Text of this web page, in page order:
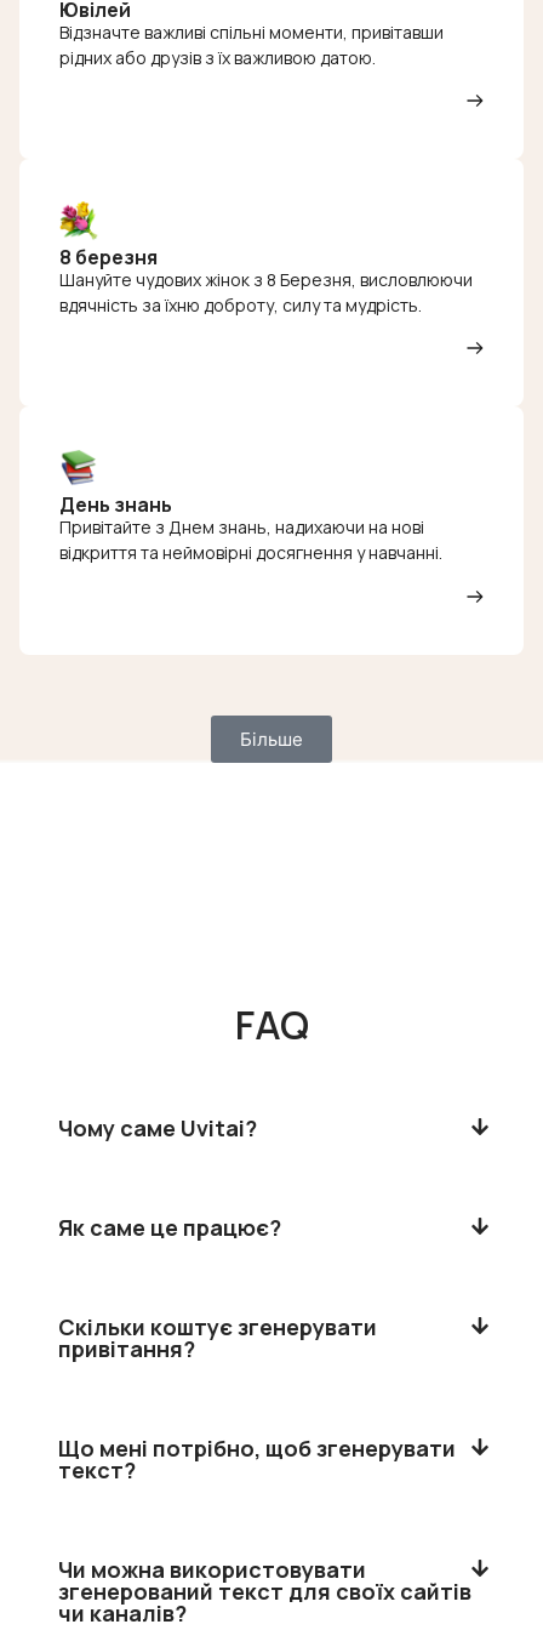
Ювілей
Відзначте важливі спільні моменти, привітавши
рідних або друзів з їх важливою датою.
8 березня
Шануйте чудових жінок з 8 Березня, висловлюючи
вдячність за їхню доброту, силу та мудрість.
День знань
Привітайте з Днем знань, надихаючи на нові
відкриття та неймовірні досягнення у навчанні.
Більше
FAQ
Чому саме Uvitai?
Як саме це працює?
Скільки коштує згенерувати
привітання?
Що мені потрібно, щоб згенерувати
текст?
Чи можна використовувати
згенерований текст для своїх сайтів
чи каналів?